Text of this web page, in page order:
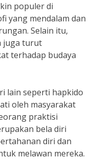
populer di
yang mendalam dan
Selain itu,
juga turut
terhadap budaya
lain seperti hapkido
oleh masyarakat
praktisi
bela diri
diri dan
melawan mereka.